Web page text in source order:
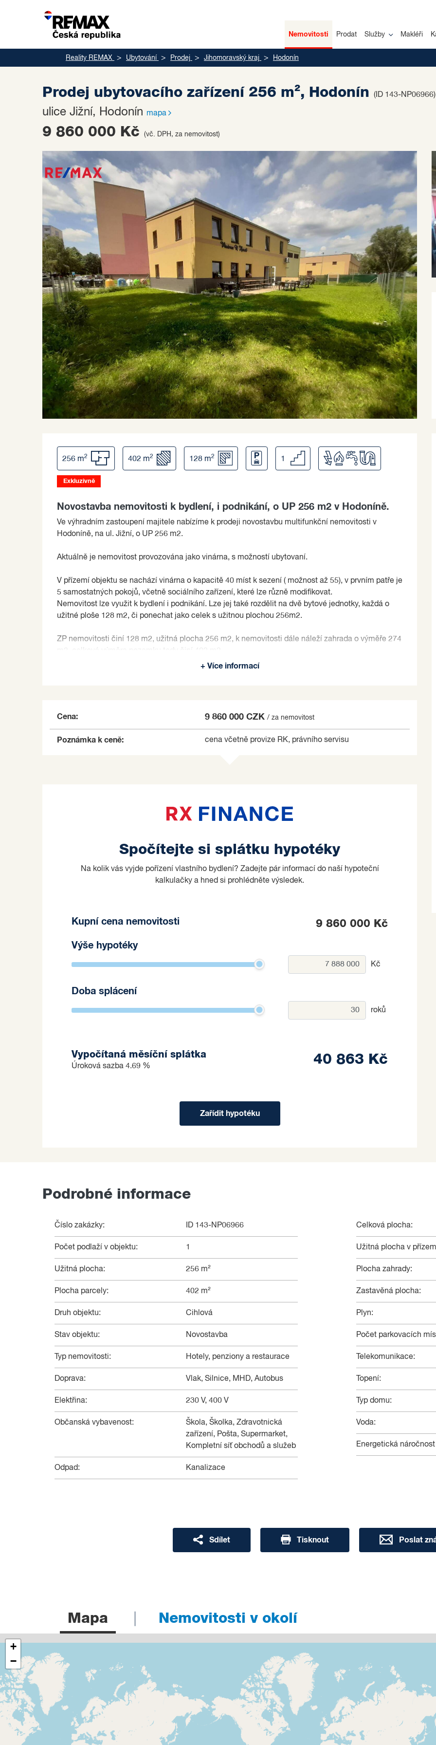
Nemovitosti Prodat Služby Makléři
Reality REMAX Ubytování Prodej Jihomoravský kraj Hodonín
Prodej ubytovacího zařízení 256 m², Hodonín (ID 143-NP06966)
ulice Jižní, Hodonín mapa
9 860 000 Kč (vč. DPH, za nemovitost)
256 m2 402 m2 128 m2 1
Exkluzivně
Novostavba nemovitosti k bydlení, i podnikání, o UP 256 m2 v Hodoníně.
Ve výhradním zastoupení majitele nabízíme k prodeji novostavbu multifunkční nemovitosti v
Hodoníně, na ul. Jižní, o UP 256 m2.
Aktuálně je nemovitost provozována jako vinárna, s možností ubytovaní.
V přízemí objektu se nachází vinárna o kapacitě 40 míst k sezení ( možnost až 55), v prvním patře je
5 samostatných pokojů, včetně sociálního zařízení, které lze různě modifikovat.
Nemovitost lze využit k bydlení i podnikání. Lze jej také rozdělit na dvě bytové jednotky, každá o
užitné ploše 128 m2, či ponechat jako celek s užitnou plochou 256m2.
ZP nemovitosti činí 128 m2, užitná plocha 256 m2, k nemovitosti dále náleží zahrada o výměře 274
150mm. Vytápění je zajištěno elektrickými přímotopy. Budova se vyznačuje nízkými provozními
nejnižší celorepublikové úrovni. Hodonín má dlouholetou kulturní, podnikatelskou a sportovní
+ Více informací
Cena: 9 860 000 CZK/ za nemovitost
Poznámka k ceně: cena včetně provize RK, právního servisu
Spočítejte si splátku hypotéky
Na kolik vás vyjde pořízení vlastního bydlení? Zadejte pár informací do naší hypoteční
kalkulačky a hned si prohlédněte výsledek.
Kupní cena nemovitosti 9 860 000 Kč
Výše hypotéky
Kč
Doba splácení
roků
Vypočítaná měsíční splátka
Úroková sazba 4.69 % 40 863 Kč
Zařídit hypotéku
Podrobné informace
Číslo zakázky: ID 143-NP06966
Počet podlaží v objektu: 1
Užitná plocha: 256 m²
Plocha parcely: 402 m²
Druh objektu: Cihlová
Stav objektu: Novostavba
Typ nemovitosti: Hotely, penziony a restaurace
Doprava: Vlak, Silnice, MHD, Autobus
Elektřina: 230 V, 400 V
Občanská vybavenost:
Škola, Školka, Zdravotnická
zařízení, Pošta, Supermarket,
Kompletní síť obchodů a služeb
Odpad: Kanalizace
Celková plocha:
Užitná plocha v
Plocha zahrady:
Zastavěná plocha:
Plyn:
Počet parkovacích
Telekomunikace:
Topení:
Typ domu:
Voda:
Energetická
Sdílet Tisknout Poslat
Mapa Nemovitosti v okolí
+
−